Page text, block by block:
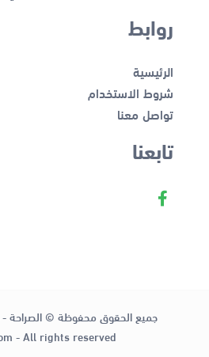
روابط
الرئيسية
شروط الاستخدام
تواصل معنا
تابعنا
جميع الحقوق محفوظة © الصراحة -
- All rights reserved